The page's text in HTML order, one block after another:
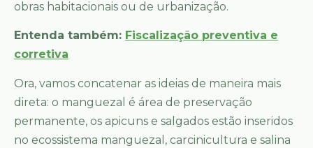
obras habitacionais ou de urbanização.
Entenda também: Fiscalização preventiva e
corretiva
Ora, vamos concatenar as ideias de maneira mais
direta: o manguezal é área de preservação
permanente, os apicuns e salgados estão inseridos
no ecossistema manguezal, carcinicultura e salina